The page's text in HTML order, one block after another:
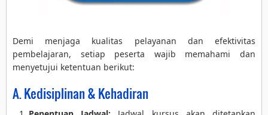
Demi menjaga kualitas pelayanan dan efektivitas
pembelajaran, setiap peserta wajib memahami dan
menyetujui ketentuan berikut:
A. Kedisiplinan & Kehadiran